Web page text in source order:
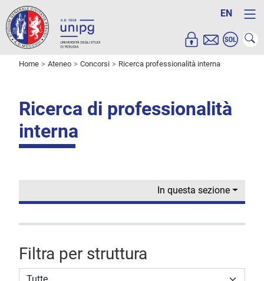
EN
Home Ateneo Concorsi Ricerca professionalità interna
Ricerca di professionalità
interna
In questa sezione
Filtra per struttura
Struttura stipulante